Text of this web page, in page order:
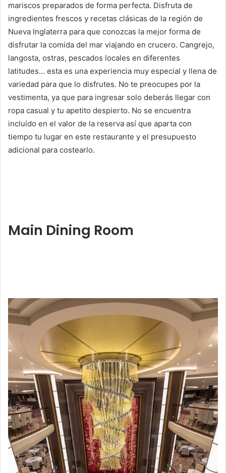
mariscos preparados de forma perfecta. Disfruta de
ingredientes frescos y recetas clásicas de la región de
Nueva Inglaterra para que conozcas la mejor forma de
disfrutar la comida del mar viajando en crucero. Cangrejo,
langosta, ostras, pescados locales en diferentes
latitudes… esta es una experiencia muy especial y llena de
variedad para que lo disfrutes. No te preocupes por la
vestimenta, ya que para ingresar solo deberás llegar con
ropa casual y tu apetito despierto. No se encuentra
incluído en el valor de la reserva así que aparta con
tiempo tu lugar en este restaurante y el presupuesto
adicional para costearlo.
Main Dining Room